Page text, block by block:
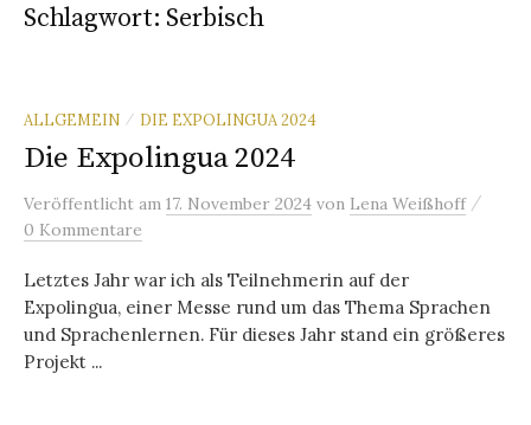
Schlagwort: Serbisch
ALLGEMEIN / DIE EXPOLINGUA 2024
Die Expolingua 2024
Veröffentlicht am 17. November 2024 von Lena Weißhoff /
0 Kommentare
Letztes Jahr war ich als Teilnehmerin auf der
Expolingua, einer Messe rund um das Thema Sprachen
und Sprachenlernen. Für dieses Jahr stand ein größeres
Projekt ...